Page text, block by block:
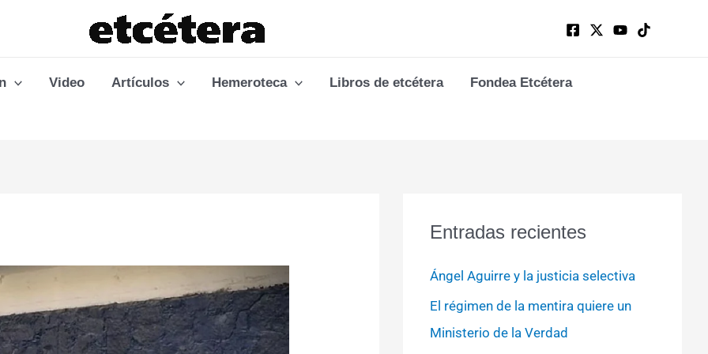
Video Artículos Hemeroteca Libros de etcétera Fondea Etcétera
Entradas recientes
Ángel Aguirre y la justicia selectiva
El régimen de la mentira quiere un
Ministerio de la Verdad